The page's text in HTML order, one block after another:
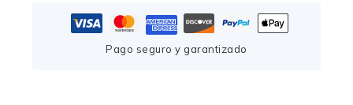
Pago seguro y garantizado